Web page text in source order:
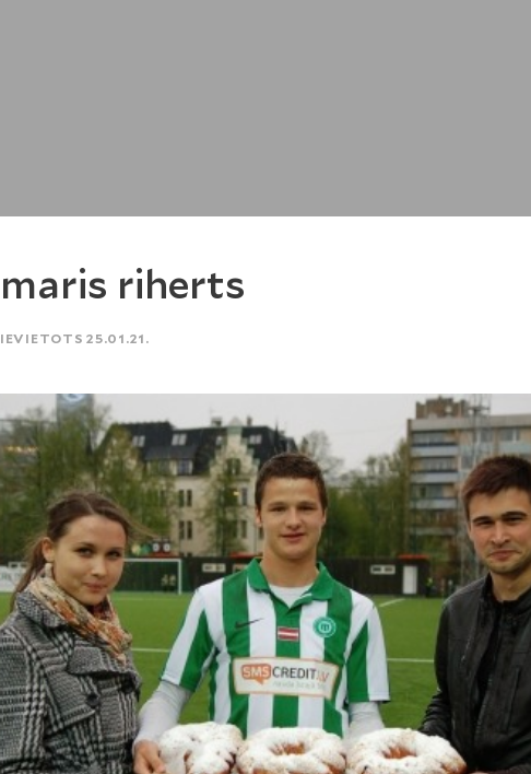
maris riherts
IEVIETOTS 25.01.21.